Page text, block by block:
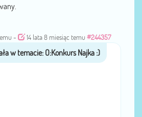
- 14 lata 8 miesiąc temu #244357
przezdagack